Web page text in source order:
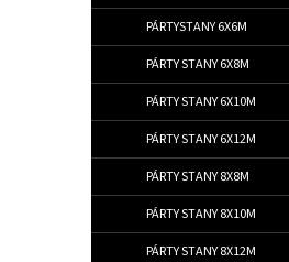
PÁRTYSTANY 6X6M
PÁRTY STANY 6X8M
PÁRTY STANY 6X10M
PÁRTY STANY 6X12M
PÁRTY STANY 8X8M
PÁRTY STANY 8X10M
PÁRTY STANY 8X12M